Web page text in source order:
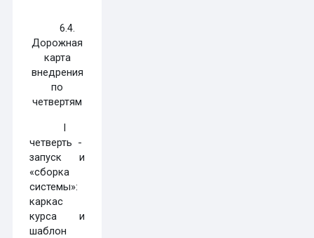
6.4.
Дорожная
карта
внедрения
по
четвертям
I
четверть -
запуск и
«сборка
системы»:
каркас
курса и
шаблон